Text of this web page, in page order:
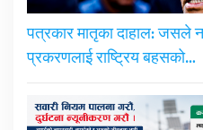
पत्रकार मातृका दाहाल: जसले
प्रकरणलाई राष्ट्रिय बहसको…